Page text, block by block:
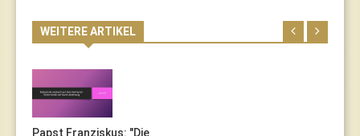
WEITERE ARTIKEL
Papst Franziskus: "Die